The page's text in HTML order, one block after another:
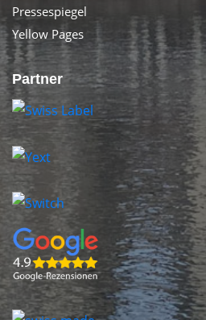
Pressespiegel
Yellow Pages
Partner